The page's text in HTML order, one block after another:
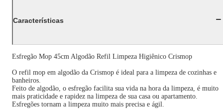
Características
Esfregão Mop 45cm Algodão Refil Limpeza Higiênico Crismop
O refil mop em algodão da Crismop é ideal para a limpeza de cozinhas e
banheiros.
Feito de algodão, o esfregão facilita sua vida na hora da limpeza, é muito
mais praticidade e rapidez na limpeza de sua casa ou apartamento.
Esfregões tornam a limpeza muito mais precisa e ágil.